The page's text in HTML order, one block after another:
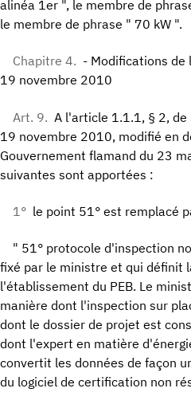
alinéa 1er ", le membre de
le membre de phrase " 70 kW ".
Chapitre 4. - Modifications
19 novembre 2010
Art. 9. A l'article 1.1.1, § 2,
19 novembre 2010, modifié en
Gouvernement flamand du 23
suivantes sont apportées :
1° le point 51° est remplacé
" 51° protocole d'inspection
fixé par le ministre et qui définit
l'établissement du PEB. Le
manière dont l'inspection sur
dont le dossier de projet est
dont l'expert en matière
convertit les données de façon
du logiciel de certification non